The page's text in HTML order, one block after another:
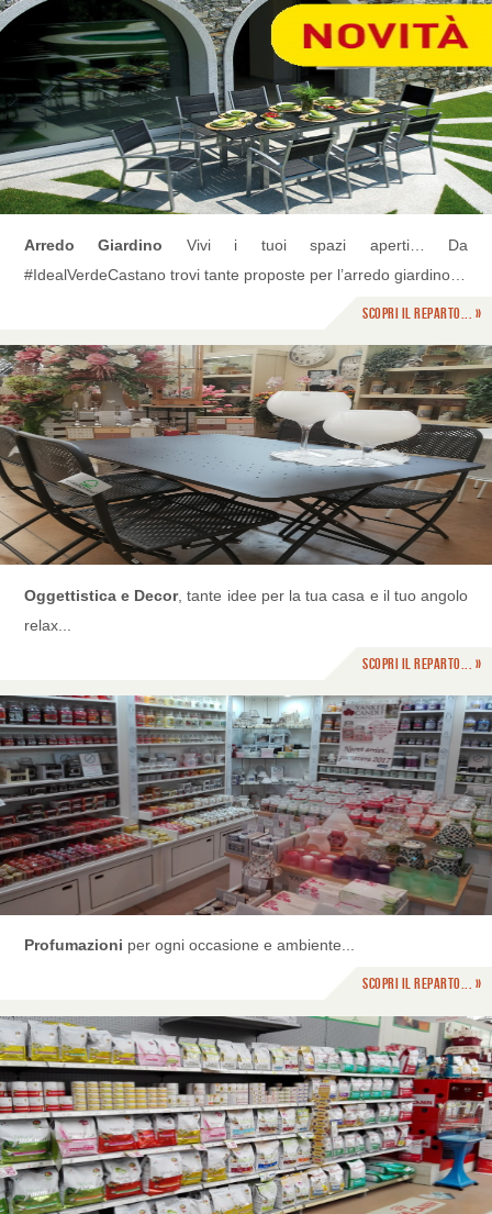
Arredo Giardino Vivi i tuoi spazi aperti… Da
#IdealVerdeCastano trovi tante proposte per l’arredo giardino…
Scopri il reparto... »
Oggettistica e Decor, tante idee per la tua casa e il tuo angolo
relax...
Scopri il reparto... »
Profumazioni per ogni occasione e ambiente...
Scopri il reparto... »